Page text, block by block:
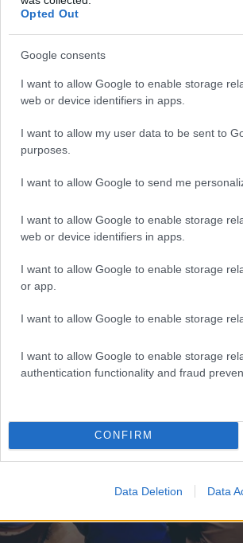
Opted Out
Google consents
I want to allow Google to enable storage
web or device identifiers in apps.
I want to allow my user data to be sent to
purposes.
I want to allow Google to send me
I want to allow Google to enable storage
web or device identifiers in apps.
I want to allow Google to enable storage
or app.
I want to allow Google to enable storage
I want to allow Google to enable storage
authentication functionality and fraud
CONFIRM
Data Deletion Data
akármit csinálok, mégis mindig táblázatokban
rendszerezek. Ha M&M’set eszek, azt is
csinálok, mégis minden kutyát észreveszek
megsimogassuk a kutyákat. Előző életemben
válaszolnak az emberek. Valaki a legdurvább
irányítják, más meg inkább a külvilágra
az alma. Ez is sokat elárul arról, mennyire